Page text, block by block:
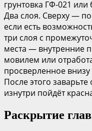
грунтовка ГФ-021
Два слоя. Сверху —
если есть
три слоя с
места — внутренние
мовилем или
просверленное
После этого
изнутри пойдёт
Раскрытие